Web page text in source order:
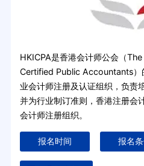
HKICPA是香港会计师公会（
Certified Public Accountants）
业会计师注册及认证组织，负责
并为行业制订准则，香港注册会
会计师注册组织。
报名时间 报名